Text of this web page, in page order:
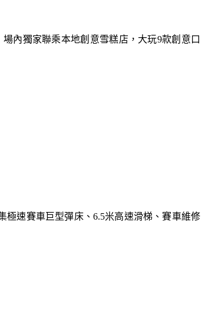
內獨家聯乘本地創意雪糕店，大玩9款創意口
極速賽車巨型彈床、6.5米高速滑梯、賽車維修